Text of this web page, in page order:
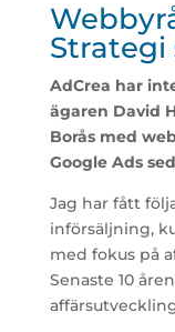
Strategi
AdCrea har
ägaren David
Borås med
Google Ads
Jag har fått
införsäljning,
med fokus på
Senaste 10